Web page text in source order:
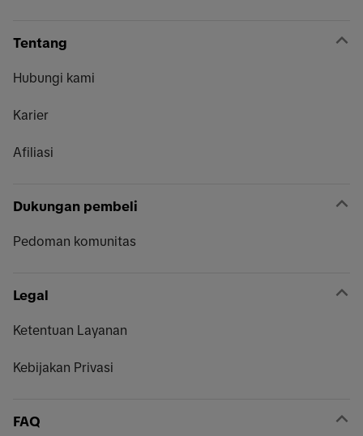
Tentang
Hubungi kami
Karier
Afiliasi
Dukungan pembeli
Pedoman komunitas
Legal
Ketentuan Layanan
Kebijakan Privasi
FAQ